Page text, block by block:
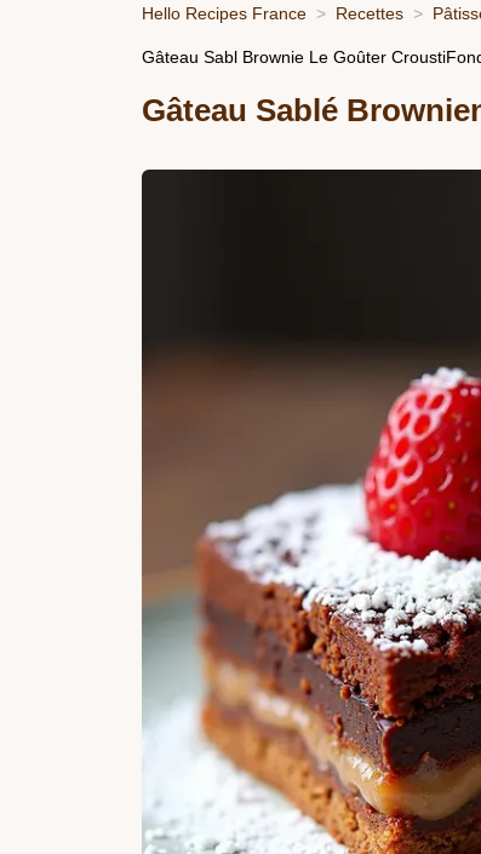
Hello Recipes France Recettes
Gâteau Sabl Brownie Le Goûter
Gâteau Sablé